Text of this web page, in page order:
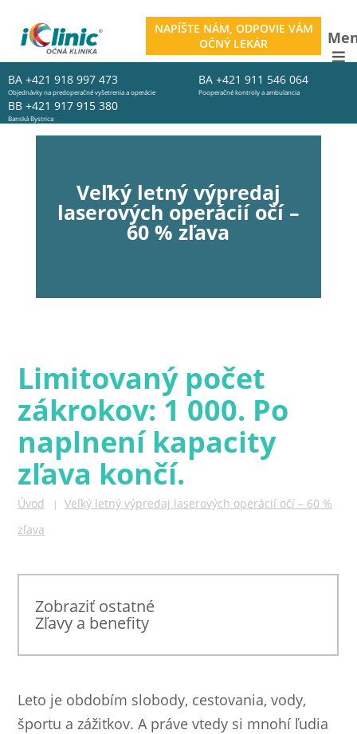
NAPÍŠTE NÁM, ODPOVIE VÁM
OČNÝ LEKÁR
BA +421 918 997 473
Objednávky na predoperačné vyšetrenia a operácie
BA +421 911 546 064
Pooperačné kontroly a ambulancia
BB +421 917 915 380
Banská Bystrica
Veľký letný výpredaj
laserových operácií očí –
60 % zľava
Limitovaný počet
zákrokov: 1 000. Po
naplnení kapacity
zľava končí.
Úvod |
Veľký letný výpredaj laserových operácií očí – 60 %
zľava
Zobraziť ostatné
Zľavy a benefity
Leto je obdobím slobody, cestovania, vody,
športu a zážitkov. A práve vtedy si mnohí ľudia